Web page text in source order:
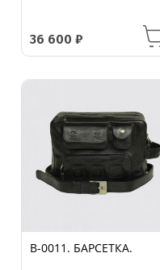
36 600₽
B-0011. БАРСЕТКА.